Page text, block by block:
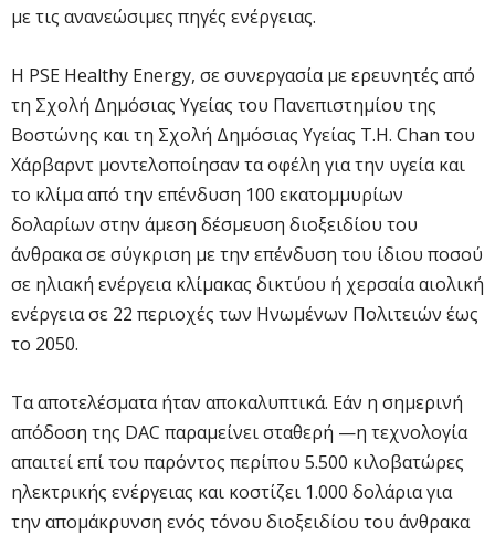
με τις ανανεώσιμες πηγές ενέργειας.
Η PSE Healthy Energy, σε συνεργασία με ερευνητές από
τη Σχολή Δημόσιας Υγείας του Πανεπιστημίου της
Βοστώνης και τη Σχολή Δημόσιας Υγείας T.H. Chan του
Χάρβαρντ μοντελοποίησαν τα οφέλη για την υγεία και
το κλίμα από την επένδυση 100 εκατομμυρίων
δολαρίων στην άμεση δέσμευση διοξειδίου του
άνθρακα σε σύγκριση με την επένδυση του ίδιου ποσού
σε ηλιακή ενέργεια κλίμακας δικτύου ή χερσαία αιολική
ενέργεια σε 22 περιοχές των Ηνωμένων Πολιτειών έως
το 2050.
Τα αποτελέσματα ήταν αποκαλυπτικά. Εάν η σημερινή
απόδοση της DAC παραμείνει σταθερή —η τεχνολογία
απαιτεί επί του παρόντος περίπου 5.500 κιλοβατώρες
ηλεκτρικής ενέργειας και κοστίζει 1.000 δολάρια για
την απομάκρυνση ενός τόνου διοξειδίου του άνθρακα